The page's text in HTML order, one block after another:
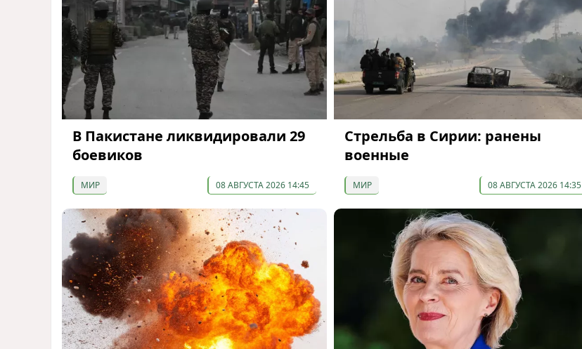
В Пакистане ликвидировали 29
боевиков
МИР 08 АВГУСТА 2026 14:45
Стрельба в Сирии: ранены
военные
МИР 08 АВГУСТА 2026 14:35